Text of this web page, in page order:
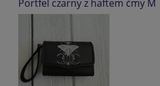
Portfel czarny z haftem ćmy M